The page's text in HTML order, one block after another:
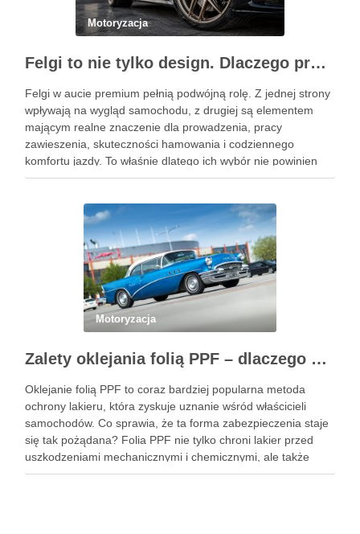
Motoryzacja
Felgi to nie tylko design. Dlaczego profesjonalny dobór jest ważniejszy niż niska cena na aukcji?
Felgi w aucie premium pełnią podwójną rolę. Z jednej strony
wpływają na wygląd samochodu, z drugiej są elementem
mającym realne znaczenie dla prowadzenia, pracy
zawieszenia, skuteczności hamowania i codziennego
komfortu jazdy. To właśnie dlatego ich wybór nie powinien
sprowadzać się wyłącznie do wzoru, koloru albo okazji
Motoryzacja
Zalety oklejania folią PPF – dlaczego warto zainwestować w ochronę lakieru?
Oklejanie folią PPF to coraz bardziej popularna metoda
ochrony lakieru, która zyskuje uznanie wśród właścicieli
samochodów. Co sprawia, że ta forma zabezpieczenia staje
się tak pożądana? Folia PPF nie tylko chroni lakier przed
uszkodzeniami mechanicznymi i chemicznymi, ale także
zachowuje estetykę pojazdu przez wiele lat. Dzięki swoim